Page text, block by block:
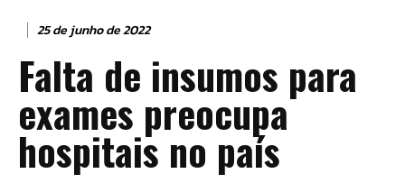
25 de junho de 2022
Falta de insumos para
exames preocupa
hospitais no país